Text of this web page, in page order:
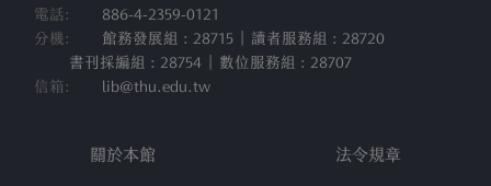
電話:
886-4-2359-0121
分機:
館務發展組 : 28715 | 讀者服務組 : 28720
書刊採編組 : 28754 | 數位服務組 : 28707
信箱:
lib@thu.edu.tw
關於本館 法令規章